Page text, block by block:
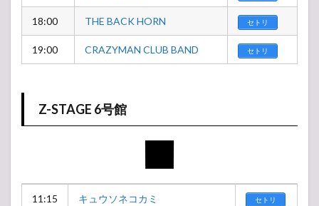
18:00 THE BACK HORN セトリ
19:00 CRAZYMAN CLUB BAND セトリ
Z-STAGE 6号館
11:15 キュウソネコカミ セトリ